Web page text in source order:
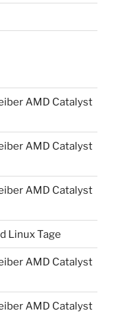
AMD Catalyst
AMD Catalyst
AMD Catalyst
Linux Tage
AMD Catalyst
AMD Catalyst